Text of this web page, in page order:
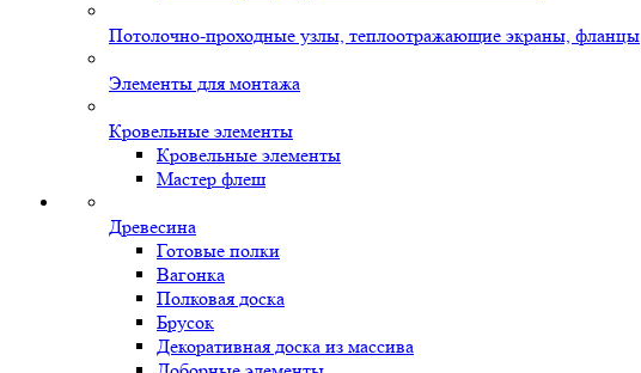
Потолочно-проходные узлы, теплоотражающие экраны, фланцы
Элементы для монтажа
Кровельные элементы
Кровельные элементы
Мастер флеш
Древесина
Готовые полки
Вагонка
Полковая доска
Брусок
Декоративная доска из массива